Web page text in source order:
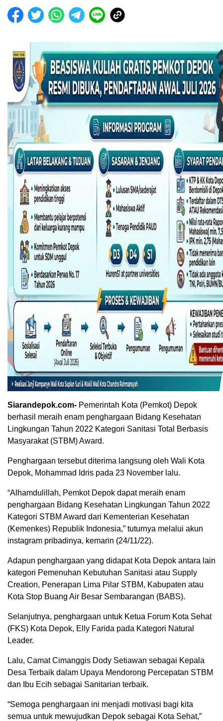
Siarandepok.com- Pemerintah Kota (Pemkot) Depok
berhasil meraih enam penghargaan Bidang Kesehatan
Lingkungan Tahun 2022 Kategori Sanitasi Total Berbasis
Masyarakat (STBM) Award.
Penghargaan tersebut diterima langsung oleh Wali Kota
Depok, Mohammad Idris pada 23 November lalu.
“Alhamdulillah, Pemkot Depok dapat meraih enam
penghargaan Bidang Kesehatan Lingkungan Tahun 2022
Kategori STBM Award dari Kementerian Kesehatan
(Kemenkes) Republik Indonesia,” tuturnya melalui akun
instagram pribadinya, kemarin (24/11/22).
Adapun penghargaan yang didapat Kota Depok antara lain
kategori Pemenuhan Kebutuhan Sanitasi atau Supply
Creation, Penerapan Lima Pilar STBM, Kabupaten atau
Kota Stop Buang Air Besar Sembarangan (BABS).
Selanjutnya, penghargaan untuk Ketua Forum Kota Sehat
(FKS) Kota Depok, Elly Farida pada Kategori Natural
Leader.
Lalu, Camat Cimanggis Dody Setiawan sebagai Kepala
Desa Terbaik dalam Upaya Mendorong Percepatan STBM
dan Ibu Ecih sebagai Sanitarian terbaik.
“Semoga penghargaan ini menjadi motivasi bagi kita
semua untuk mewujudkan Depok sebagai Kota Sehat,”